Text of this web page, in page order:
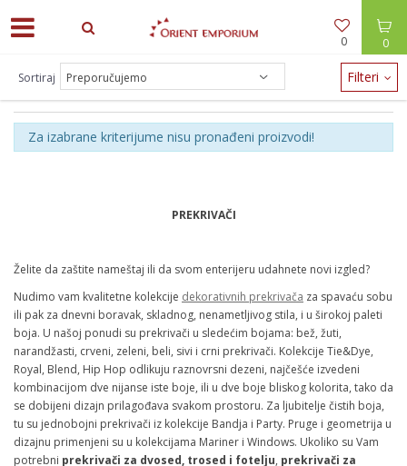
0
0
PREKRIVAČI
Sortiraj Filteri
Za izabrane kriterijume nisu pronađeni proizvodi!
PREKRIVAČI
Želite da zaštite nameštaj ili da svom enterijeru udahnete novi izgled?
Nudimo vam kvalitetne kolekcije dekorativnih prekrivača za spavaću sobu
ili pak za dnevni boravak, skladnog, nenametljivog stila, i u širokoj paleti
boja. U našoj ponudi su prekrivači u sledećim bojama: bež, žuti,
narandžasti, crveni, zeleni, beli, sivi i crni prekrivači. Kolekcije Tie&Dye,
Royal, Blend, Hip Hop odlikuju raznovrsni dezeni, najčešće izvedeni
kombinacijom dve nijanse iste boje, ili u dve boje bliskog kolorita, tako da
se dobijeni dizajn prilagođava svakom prostoru. Za ljubitelje čistih boja,
tu su jednobojni prekrivači iz kolekcije Bandja i Party. Pruge i geometrija u
dizajnu primenjeni su u kolekcijama Mariner i Windows. Ukoliko su Vam
potrebni prekrivači za dvosed, trosed i fotelju, prekrivači za